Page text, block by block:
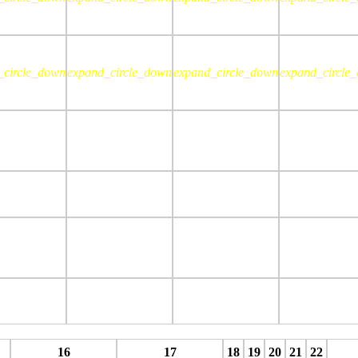
expand_circle_downexpand_circle_down
16 17 18 19 20 21 22